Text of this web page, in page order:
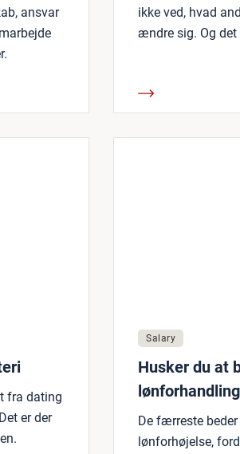
ansvar
ikke ved, hvad
ændre sig. Og
fra dating
er der
Salary
Husker du at
De færreste
lønforhøjelse,